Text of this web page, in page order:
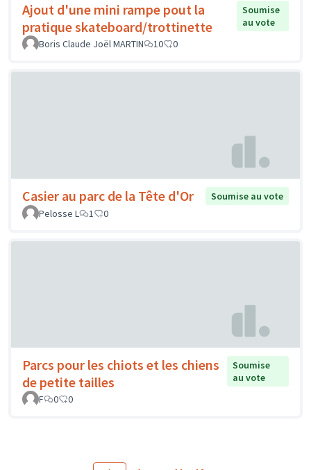
Ajout d'une mini rampe pout la
pratique skateboard/trottinette
Soumise
au vote
Boris Claude Joël MARTIN
10 0
Casier au parc de la Tête d'Or
Soumise au vote
Pelosse L
1 0
Parcs pour les chiots et les chiens
de petite tailles
Soumise
au vote
F
0 0